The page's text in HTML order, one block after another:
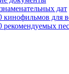
дат
кинофильмов для
рекомендуемых